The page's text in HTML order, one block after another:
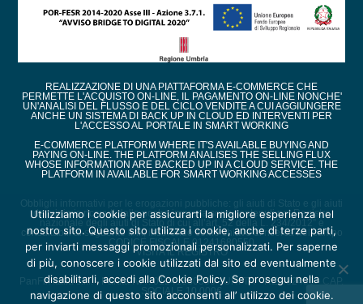
REALIZZAZIONE DI UNA PIATTAFORMA E-COMMERCE CHE
PERMETTE L'ACQUISTO ON-LINE, IL PAGAMENTO ON-LINE NONCHE'
UN'ANALISI DEL FLUSSO E DEL CICLO VENDITE A CUI AGGIUNGERE
ANCHE UN SISTEMA DI BACK UP IN CLOUD ED INTERVENTI PER
L'ACCESSO AL PORTALE IN SMART WORKING
E-COMMERCE PLATFORM WHERE IT'S AVAILABLE BUYING AND
PAYING ON-LINE. THE PLATFORM ANALISES THE SELLING FLUX
WHOSE INFORMATION ARE BACKED UP IN A CLOUD SERVICE. THE
PLATFORM IN AVAILABLE FOR SMART WORKING ACCESSES
Obblighi informativi per le erogazioni pubbliche: gli aiuti di Stato e gli aiuti
de minimis ricevuti dalla nostra impresa sono contenuti nel Registro
nazionale degli aiuti di Stato di cui all’art. 52 della L. 234/2012” e
consultabili al seguente link, inserendo come chiave di ricerca nel campo
CODICE FISCALE 01241680550
VISITA IL REGISTRO
PanFix Italia s.r.l. - Partita IVA : 01241680550 - URI TR - REA 82450 - CAP.
SOCIALE 10.000€
Utilizziamo i cookie per assicurarti la migliore esperienza nel
nostro sito. Questo sito utilizza i cookie, anche di terze parti,
per inviarti messaggi promozionali personalizzati. Per saperne
di più, conoscere i cookie utilizzati dal sito ed eventualmente
disabilitarli, accedi alla Cookie Policy. Se prosegui nella
navigazione di questo sito acconsenti all’ utilizzo dei cookie.